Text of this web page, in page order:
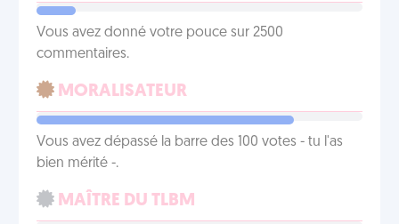
Vous avez donné votre pouce sur 2500
commentaires.
MORALISATEUR
Vous avez dépassé la barre des 100 votes - tu l'as
bien mérité -.
MAÎTRE DU TLBM